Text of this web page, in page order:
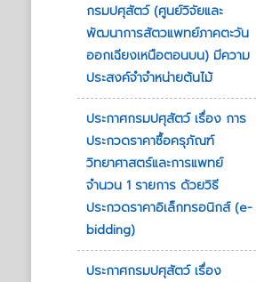
กรมปศุสัตว์ (ศูนย์วิจัยและ
พัฒนาการสัตวแพทย์ภาคตะวัน
ออกเฉียงเหนือตอนบน) มีความ
ประสงค์จำจำหน่ายต้นไม้
ประกาศกรมปศุสัตว์ เรื่อง การ
ประกวดราคาซื้อครุภัณฑ์
วิทยาศาสตร์และการแพทย์
จำนวน 1 รายการ ด้วยวิธี
ประกวดราคาอิเล็กทรอนิกส์ (e-
bidding)
ประกาศกรมปศุสัตว์ เรื่อง